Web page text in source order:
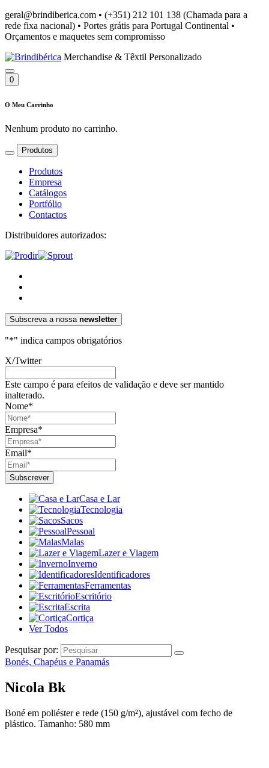
geral@brindiberica.com • (+351) 212 101 138 (Chamada para a
rede fixa nacional) • Portes grátis para Portugal Continental •
Orçamentos e maquetes sem compromisso
Merchandise & Têxtil Personalizado
0
O Meu Carrinho
Nenhum produto no carrinho.
Produtos
Produtos
Empresa
Catálogos
Portfólio
Contactos
Distribuidores autorizados:
Subscreva a nossa newsletter
"*" indica campos obrigatórios
X/Twitter
Este campo é para efeitos de validação e deve ser mantido
inalterado.
Nome*
Empresa*
Email*
Casa e Lar
Tecnologia
Sacos
Pessoal
Malas
Lazer e Viagem
Inverno
Identificadores
Ferramentas
Escritório
Escrita
Cortiça
Ver Todos
Pesquisar por:
Bonés, Chapéus e Panamás
Nicola Bk
Boné em poliéster e rede (150 g/m²), ajustável com fecho de
plástico. Tamanho: 580 mm